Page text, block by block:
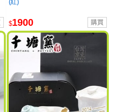
(紅)
$1900